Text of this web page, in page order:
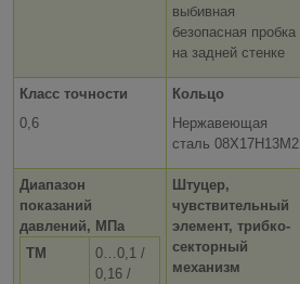
выбивная
безопасная пробка
на задней стенке
Класс точности
0,6
Кольцо
Нержавеющая
сталь 08Х17Н13М2
Диапазон
показаний
давлений, МПа
ТМ
0…0,1 /
0,16 /
Штуцер,
чувствительный
элемент, трибко-
секторный
механизм